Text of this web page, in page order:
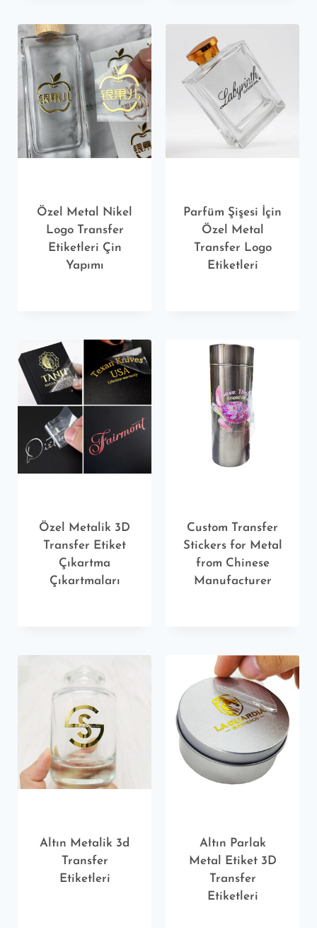
Özel Metal Nikel
Logo Transfer
Etiketleri Çin
Yapımı
Parfüm Şişesi İçin
Özel Metal
Transfer Logo
Etiketleri
Özel Metalik 3D
Transfer Etiket
Çıkartma
Çıkartmaları
Custom Transfer
Stickers for Metal
from Chinese
Manufacturer
Altın Metalik 3d
Transfer
Etiketleri
Altın Parlak
Metal Etiket 3D
Transfer
Etiketleri